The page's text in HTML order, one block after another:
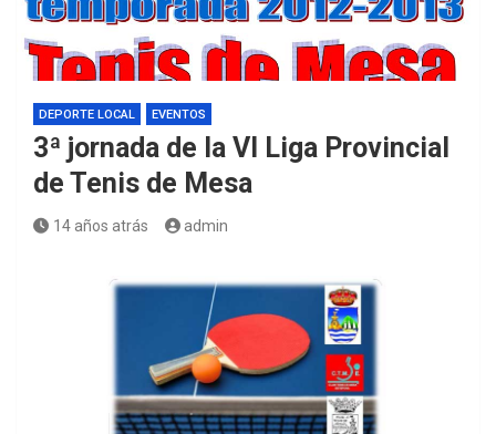
DEPORTE LOCAL EVENTOS
3ª jornada de la VI Liga Provincial
de Tenis de Mesa
14 años atrás admin